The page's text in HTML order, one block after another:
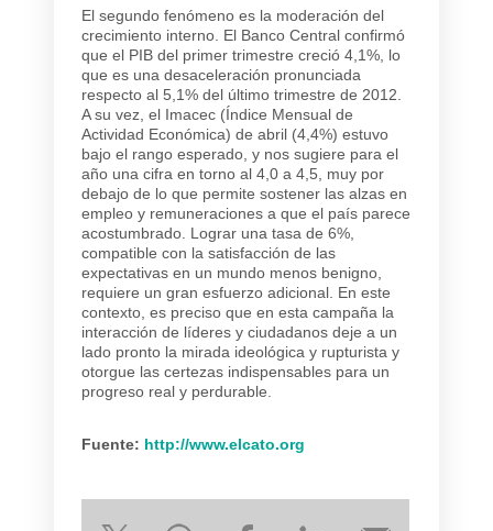
El segundo fenómeno es la moderación del
crecimiento interno. El Banco Central confirmó
que el PIB del primer trimestre creció 4,1%, lo
que es una desaceleración pronunciada
respecto al 5,1% del último trimestre de 2012.
A su vez, el Imacec (Índice Mensual de
Actividad Económica) de abril (4,4%) estuvo
bajo el rango esperado, y nos sugiere para el
año una cifra en torno al 4,0 a 4,5, muy por
debajo de lo que permite sostener las alzas en
empleo y remuneraciones a que el país parece
acostumbrado. Lograr una tasa de 6%,
compatible con la satisfacción de las
expectativas en un mundo menos benigno,
requiere un gran esfuerzo adicional. En este
contexto, es preciso que en esta campaña la
interacción de líderes y ciudadanos deje a un
lado pronto la mirada ideológica y rupturista y
otorgue las certezas indispensables para un
progreso real y perdurable.
Fuente: http://www.elcato.org